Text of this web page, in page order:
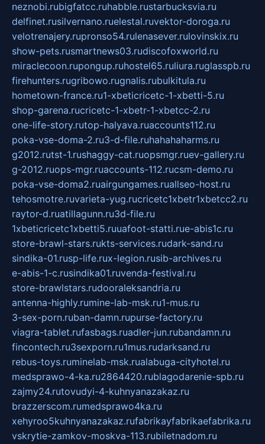
neznobi.rubigfatcc.ruhabble.rustarbucksvia.ru
delfinet.rusilvernano.ruelestal.ruvektor-doroga.ru
velotrenajery.rupronso54.rulenasever.rulovinskix.ru
show-pets.rusmartnews03.rudiscofoxworld.ru
miraclecoon.rupongup.ruhostel65.ruliura.ruglasspb.ru
firehunters.rugribowo.rugnalis.rubulkitula.ru
hometown-france.ru1-xbeticricetc-1-xbetti-5.ru
shop-garena.rucricetc-1-xbetr-1-xbetcc-2.ru
one-life-story.rutop-halyava.ruaccounts112.ru
poka-vse-doma-2.ru3-d-file.ruhahahaharms.ru
g2012.rutst-1.rushaggy-cat.ruopsmgr.ruev-gallery.ru
g-2012.ruops-mgr.ruaccounts-112.rucsm-demo.ru
poka-vse-doma2.ruairgungames.ruallseo-host.ru
tehosmotre.ruvarieta-yug.rucricetc1xbetr1xbetcc2.ru
raytor-d.ruatillagunn.ru3d-file.ru
1xbeticricetc1xbetti5.ruuafoot-statti.rue-abis1c.ru
store-brawl-stars.rukts-services.rudark-sand.ru
sindika-01.rusp-life.rux-legion.rusib-archives.ru
e-abis-1-c.rusindika01.ruvenda-festival.ru
store-brawlstars.rudooraleksandria.ru
antenna-highly.rumine-lab-msk.ru1-mus.ru
3-sex-porn.ruban-damn.rupurse-factory.ru
viagra-tablet.rufasbags.ruadler-jun.rubandamn.ru
fincontech.ru3sexporn.ru1mus.rudarksand.ru
rebus-toys.ruminelab-msk.rualabuga-cityhotel.ru
medsprawo-4-ka.ru2864420.rublagodarenie-spb.ru
zajmy24.rutovudyi-4-kuhnyanazakaz.ru
brazzerscom.rumedsprawo4ka.ru
xehyroo5kuhnyanazakaz.rufabrikayfabrikaefabrika.ru
vskrytie-zamkov-moskva-113.rubiletnadom.ru